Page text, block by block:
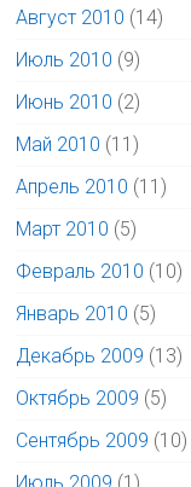
Август 2010 (14)
Июль 2010 (9)
Июнь 2010 (2)
Май 2010 (11)
Апрель 2010 (11)
Март 2010 (5)
Февраль 2010 (10)
Январь 2010 (5)
Декабрь 2009 (13)
Октябрь 2009 (5)
Сентябрь 2009 (10)